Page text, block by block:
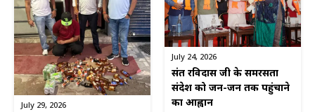
July 29, 2026
July 24, 2026
संत रविदास जी के समरसता
संदेश को जन-जन तक पहुंचाने
का आह्वान